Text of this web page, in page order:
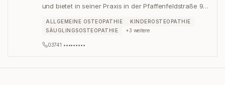
und bietet in seiner Praxis in der Pfaffenfeldstraße 9
an.
ALLGEMEINE OSTEOPATHIE
KINDEROSTEOPATHIE
SÄUGLINGSOSTEOPATHIE
+3 weitere
03741 •••••••••